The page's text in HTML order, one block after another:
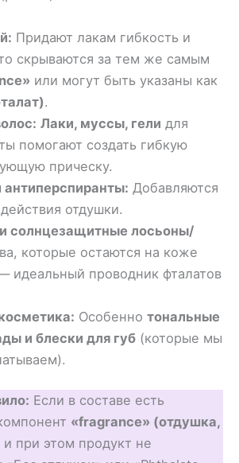
Придают лакам гибкость и
скрываются за тем же самым
или могут быть указаны как
.
Лаки, муссы, гели для
помогают создать гибкую
прическу.
Добавляются
отдушки.
солнцезащитные лосьоны/
которые остаются на коже
идеальный проводник фталатов
Особенно тональные
и блески для губ (которые мы
Если в составе есть
«fragrance» (отдушка,
и при этом продукт не